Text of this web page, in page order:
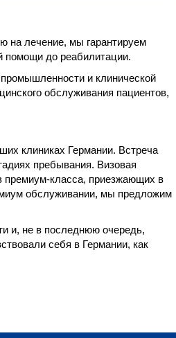
на лечение, мы гарантируем
помощи до реабилитации.
и клинической
обслуживания пациентов,
клиниках Германии. Встреча
пребывания. Визовая
премиум-класса, приезжающих в
обслуживании, мы предложим
и, не в последнюю очередь,
себя в Германии, как